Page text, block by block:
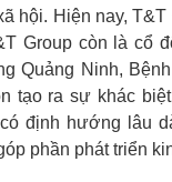
hội. Hiện nay,
Group còn là cổ
Quảng Ninh,
tạo ra sự khác
định hướng lâu
phần phát triển